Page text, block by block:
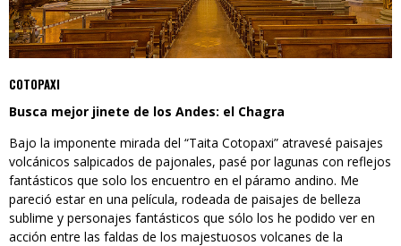
COTOPAXI
Busca mejor jinete de los Andes: el Chagra
Bajo la imponente mirada del “Taita Cotopaxi” atravesé paisajes
volcánicos salpicados de pajonales, pasé por lagunas con reflejos
fantásticos que solo los encuentro en el páramo andino. Me
pareció estar en una película, rodeada de paisajes de belleza
sublime y personajes fantásticos que sólo los he podido ver en
acción entre las faldas de los majestuosos volcanes de la